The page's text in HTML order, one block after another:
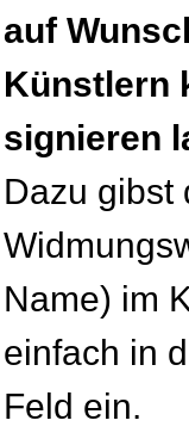
auf
Künstlern
signieren
Dazu gibst
Name) im
einfach in
Feld ein.